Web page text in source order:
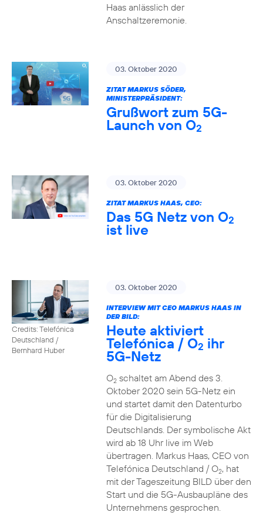
Haas anlässlich der
Anschaltzeremonie.
03. Oktober 2020
ZITAT MARKUS SÖDER,
MINISTERPRÄSIDENT:
Grußwort zum 5G-
Launch von O2
03. Oktober 2020
ZITAT MARKUS HAAS, CEO:
Das 5G Netz von O2
ist live
Credits: Telefónica
Deutschland /
Bernhard Huber
03. Oktober 2020
INTERVIEW MIT CEO MARKUS HAAS IN
DER BILD:
Heute aktiviert
Telefónica / O2 ihr
5G-Netz
O2schaltet am Abend des 3.
Oktober 2020 sein 5G-Netz ein
und startet damit den Datenturbo
für die Digitalisierung
Deutschlands. Der symbolische Akt
wird ab 18 Uhr live im Web
übertragen. Markus Haas, CEO von
Telefónica Deutschland / O2, hat
mit der Tageszeitung BILD über den
Start und die 5G-Ausbaupläne des
Unternehmens gesprochen.